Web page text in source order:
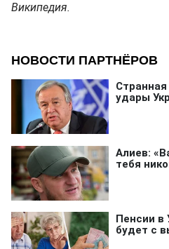
Википедия.